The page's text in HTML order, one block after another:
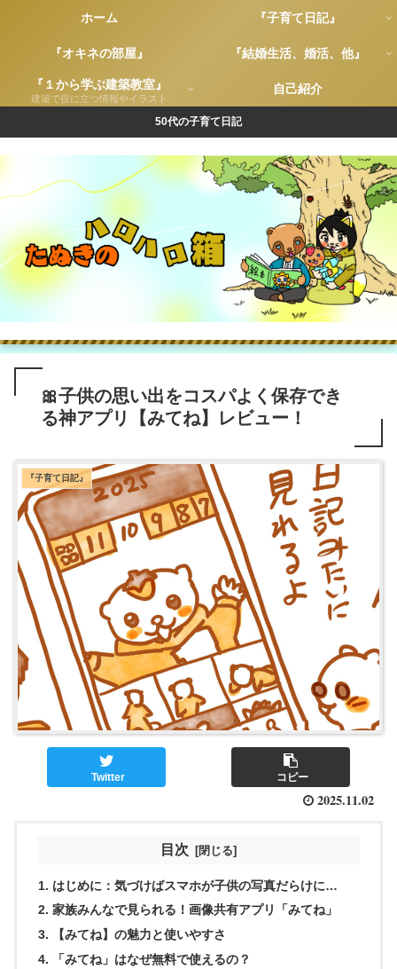
50代の子育て日記
ホーム 『子育て日記』
『オキネの部屋』 『結婚生活、婚活、他』
『１から学ぶ建築教室』
建築で役に立つ情報やイラスト
自己紹介
🎀子供の思い出をコスパよく保存でき
る神アプリ【みてね】レビュー！
『子育て日記』
Twitter コピー
2025.11.02
目次
はじめに：気づけばスマホが子供の写真だらけに…
家族みんなで見られる！画像共有アプリ「みてね」
【みてね】の魅力と使いやすさ
「みてね」はなぜ無料で使えるの？